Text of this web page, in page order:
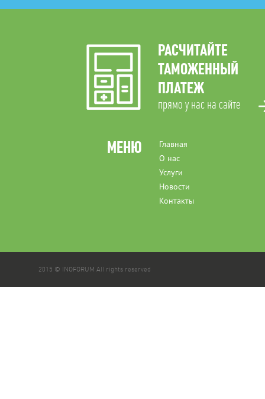
РАСЧИТАЙТЕ
ТАМОЖЕННЫЙ
ПЛАТЕЖ
прямо у нас на сайте
МЕНЮ
Главная
О нас
Услуги
Новости
Контакты
2015 © INOFORUM All rights reserved